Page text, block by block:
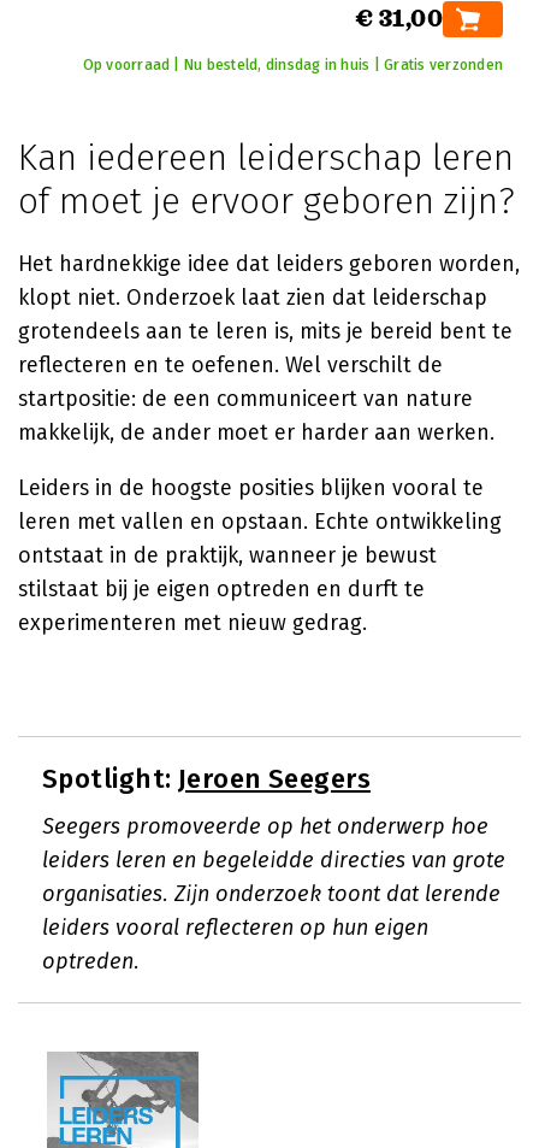
€ 31,00
Op voorraad | Nu besteld, dinsdag in huis | Gratis verzonden
Kan iedereen leiderschap leren
of moet je ervoor geboren zijn?
Het hardnekkige idee dat leiders geboren worden,
klopt niet. Onderzoek laat zien dat leiderschap
grotendeels aan te leren is, mits je bereid bent te
reflecteren en te oefenen. Wel verschilt de
startpositie: de een communiceert van nature
makkelijk, de ander moet er harder aan werken.
Leiders in de hoogste posities blijken vooral te
leren met vallen en opstaan. Echte ontwikkeling
ontstaat in de praktijk, wanneer je bewust
stilstaat bij je eigen optreden en durft te
experimenteren met nieuw gedrag.
Spotlight: Jeroen Seegers
Seegers promoveerde op het onderwerp hoe
leiders leren en begeleidde directies van grote
organisaties. Zijn onderzoek toont dat lerende
leiders vooral reflecteren op hun eigen
optreden.